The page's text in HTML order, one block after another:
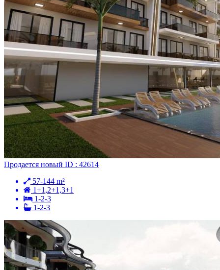
Продается новый ID : 42614
57-144 m²
1+1,2+1,3+1
1-2-3
1-2-3